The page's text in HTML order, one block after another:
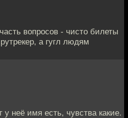
вопросов - чисто билеты
а гугл людям
у неё имя есть, чувства какие.